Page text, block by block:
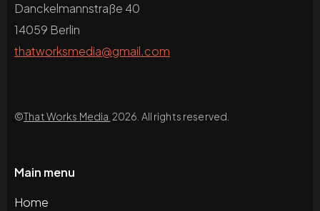
Danckelmannstraße 40
14059 Berlin
thatworksmedia@gmail.com
©That Works Media 2026. All rights reserved.
Main menu
Home